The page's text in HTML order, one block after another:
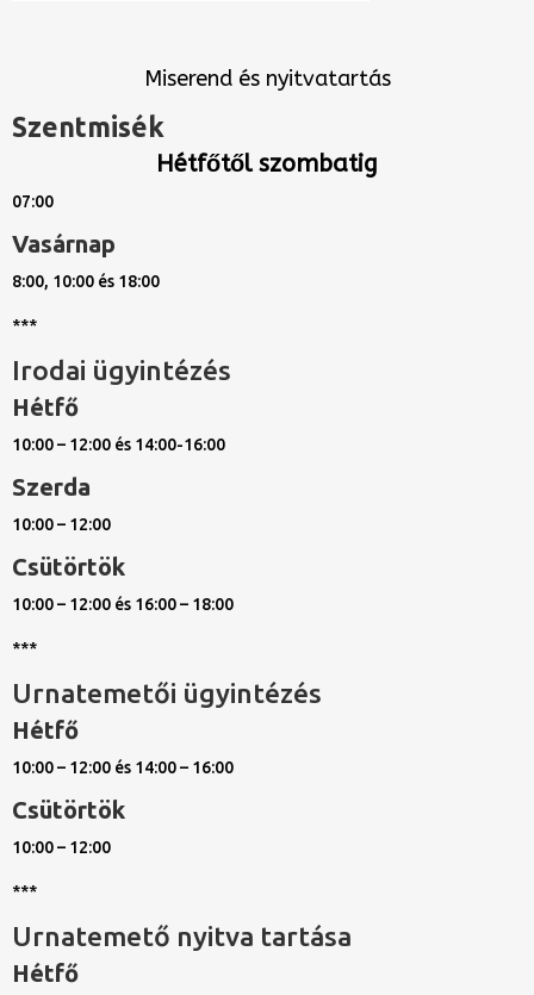
Miserend és nyitvatartás
Szentmisék
Hétfőtől szombatig
07:00
Vasárnap
8:00, 10:00 és 18:00
***
Irodai ügyintézés
Hétfő
10:00 – 12:00 és 14:00-16:00
Szerda
10:00 – 12:00
Csütörtök
10:00 – 12:00 és 16:00 – 18:00
***
Urnatemetői ügyintézés
Hétfő
10:00 – 12:00 és 14:00 – 16:00
Csütörtök
10:00 – 12:00
***
Urnatemető nyitva tartása
Hétfő